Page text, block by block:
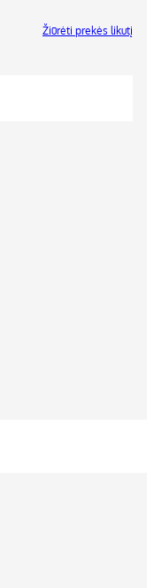
Žiūrėti prekės likutį